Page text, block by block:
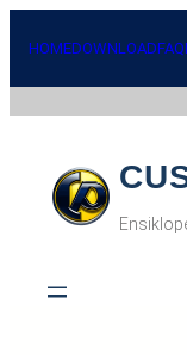
HOMEDOWNLOADFAQ